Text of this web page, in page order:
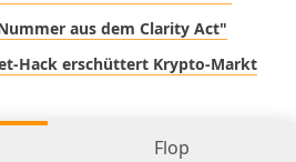
aus dem Clarity Act"
Hack erschüttert Krypto-Markt
Flop